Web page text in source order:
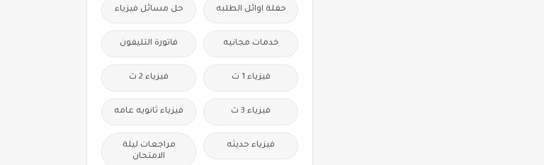
حفلة اوائل الطلبه حل مسائل فيزياء
خدمات مجانيه فاتورة التليفون
فيزياء 1 ث فيزياء 2 ث
فيزياء 3 ث فيزياء ثانويه عامه
فيزياء حديثه
مراجعات ليلة
الامتحان